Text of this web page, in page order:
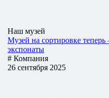
Наш музей
Музей на сортировке
экспонаты
# Компания
26 сентября 2025